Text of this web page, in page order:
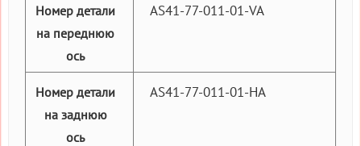
Номер детали
на переднюю
ось
AS41-77-011-01-VA
Номер детали
на заднюю
ось
AS41-77-011-01-HA